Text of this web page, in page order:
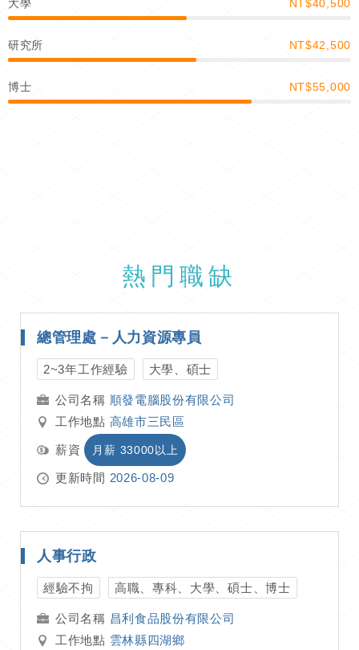
大學 NT$40,500
研究所 NT$42,500
博士 NT$55,000
熱門職缺
總管理處－人力資源專員
2~3年工作經驗 大學、碩士
順發電腦股份有限公司
工作地點 高雄市三民區
薪資 月薪 33000以上
更新時間 2026-08-09
人事行政
經驗不拘 高職、專科、大學、碩士、博士
昌利食品股份有限公司
工作地點 雲林縣四湖鄉